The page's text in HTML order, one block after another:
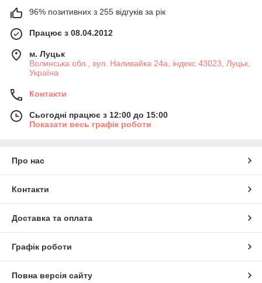
96% позитивних з 255 відгуків за рік
Працює з 08.04.2012
м. Луцьк
Волинська обл., вул. Наливайка 24а, індекс 43023, Луцьк,
Україна
Контакти
Сьогодні працює з 12:00 до 15:00
Показати весь графік роботи
Про нас
Контакти
Доставка та оплата
Графік роботи
Повна версія сайту